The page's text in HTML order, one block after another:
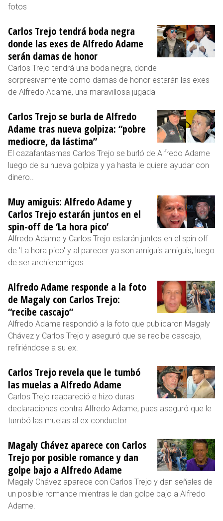
fotos
Carlos Trejo tendrá boda negra
donde las exes de Alfredo Adame
serán damas de honor
Carlos Trejo tendrá una boda negra, donde
sorpresivamente como damas de honor estarán las exes
de Alfredo Adame, una maravillosa jugada
Carlos Trejo se burla de Alfredo
Adame tras nueva golpiza: “pobre
mediocre, da lástima”
El cazafantasmas Carlos Trejo se burló de Alfredo Adame
luego de su nueva golpiza y ya hasta le quiere ayudar con
dinero..
Muy amiguis: Alfredo Adame y
Carlos Trejo estarán juntos en el
spin-off de ‘La hora pico’
Alfredo Adame y Carlos Trejo estarán juntos en el spin off
de 'La hora pico' y al parecer ya son amiguis amiguis, luego
de ser archienemigos.
Alfredo Adame responde a la foto
de Magaly con Carlos Trejo:
“recibe cascajo”
Alfredo Adame respondió a la foto que publicaron Magaly
Chávez y Carlos Trejo y aseguró que se recibe cascajo,
refiriéndose a su ex.
Carlos Trejo revela que le tumbó
las muelas a Alfredo Adame
Carlos Trejo reapareció e hizo duras
declaraciones contra Alfredo Adame, pues aseguró que le
tumbó las muelas al ex conductor
Magaly Chávez aparece con Carlos
Trejo por posible romance y dan
golpe bajo a Alfredo Adame
Magaly Chávez aparece con Carlos Trejo y dan señales de
un posible romance mientras le dan golpe bajo a Alfredo
Adame.